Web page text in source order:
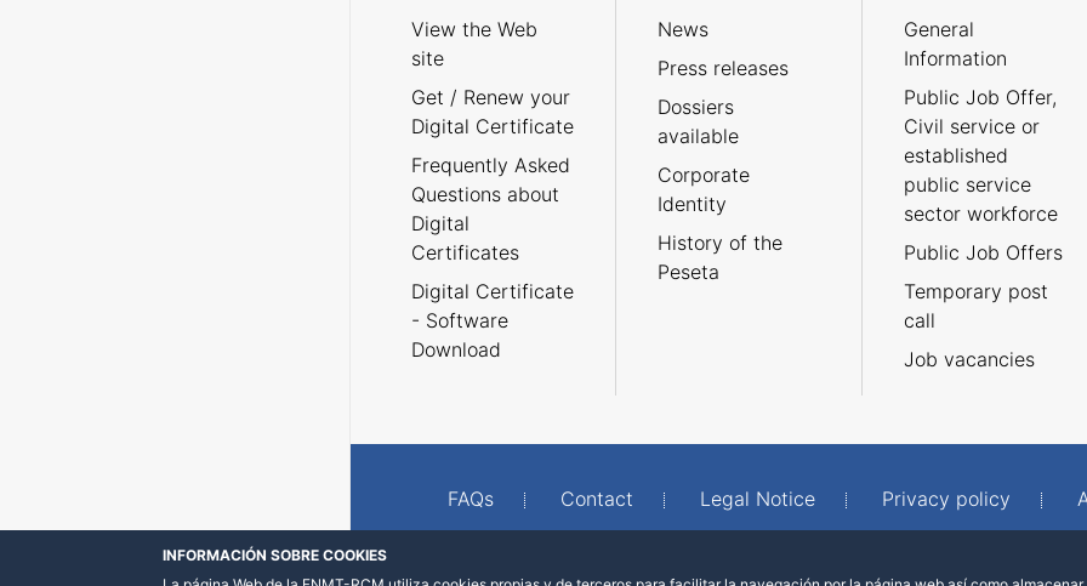
View the Web
site
Get / Renew your
Digital Certificate
Frequently Asked
Questions about
Digital
Certificates
Digital Certificate
- Software
Download
News
Press releases
Dossiers
available
Corporate
Identity
History of the
Peseta
General
Information
Public Job Offer,
Civil service or
established
public service
sector workforce
Public Job Offers
Temporary post
call
Job vacancies
FAQs Contact Legal Notice Privacy policy
INFORMACIÓN SOBRE COOKIES